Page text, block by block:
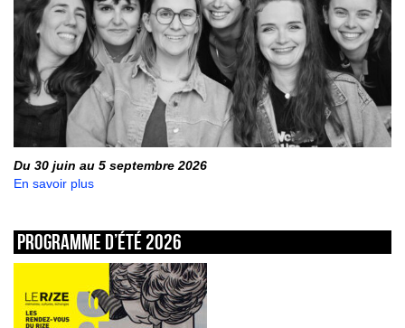
Du 30 juin au 5 septembre 2026
En savoir plus
Programme d’été 2026